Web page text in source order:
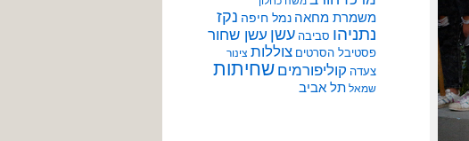
משמרת מחאה נמל חיפה נקז
נתניהו סביבה עשן עשן שחור
פסטיבל הסרטים צוללות צינור
צעדה קוליפורמים שחיתות
שמאל תל אביב